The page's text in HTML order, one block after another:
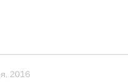
2016